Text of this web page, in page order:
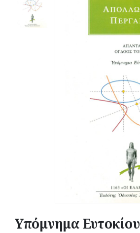
Υπόμνημα Ευτοκίου